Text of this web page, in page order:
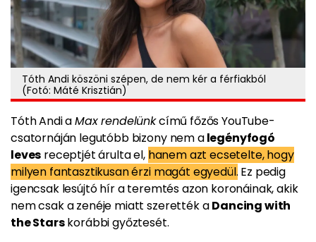
Tóth Andi köszöni szépen, de nem kér a férfiakból
(Fotó: Máté Krisztián)
Tóth Andi aMax rendelünkcímű főzős YouTube-
csatornáján legutóbb bizony nem alegényfogó
leves receptjét árulta el, hanem azt ecsetelte, hogy
milyen fantasztikusan érzi magát egyedül. Ez pedig
igencsak lesújtó hír a teremtés azon koronáinak, akik
nem csak a zenéje miatt szerették aDancing with
the Starskorábbi győztesét.